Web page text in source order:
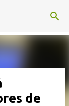
de